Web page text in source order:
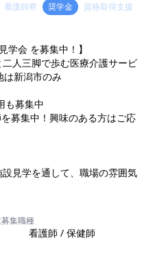
看護師寮 奨学金
資格取得支援
学会 を募集中！】
人三脚で歩む医療介護サービ
新潟市のみ
も募集中
募集中！興味のある方はご応
見学を通して、職場の雰囲気
募集職種
看護師 / 保健師